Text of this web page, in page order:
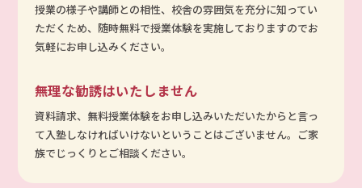
授業の様子や講師との相性、校舎の雰囲気を充分に知ってい
ただくため、随時無料で授業体験を実施しておりますのでお
気軽にお申し込みください。
無理な勧誘はいたしません
資料請求、無料授業体験をお申し込みいただいたからと言っ
て入塾しなければいけないということはございません。ご家
族でじっくりとご相談ください。